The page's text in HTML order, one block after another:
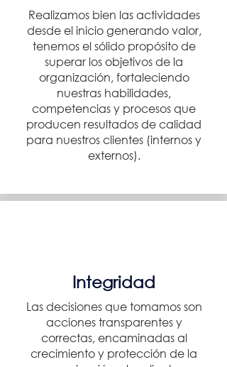
Realizamos bien las actividades
desde el inicio generando valor,
tenemos el sólido propósito de
superar los objetivos de la
organización, fortaleciendo
nuestras habilidades,
competencias y procesos que
producen resultados de calidad
para nuestros clientes (internos y
externos).
Integridad
Las decisiones que tomamos son
acciones transparentes y
correctas, encaminadas al
crecimiento y protección de la